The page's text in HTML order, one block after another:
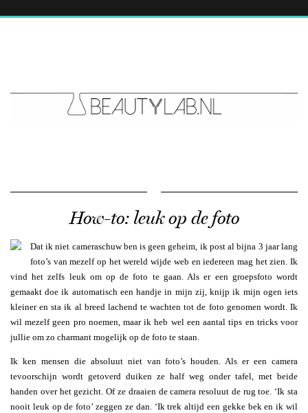
How-to: leuk op de foto
Dat ik niet cameraschuw ben is geen geheim, ik post al bijna 3 jaar lang
foto’s van mezelf op het wereld wijde web en iedereen mag het zien. Ik
vind het zelfs leuk om op de foto te gaan. Als er een groepsfoto wordt
gemaakt doe ik automatisch een handje in mijn zij, knijp ik mijn ogen iets
kleiner en sta ik al breed lachend te wachten tot de foto genomen wordt. Ik
wil mezelf geen pro noemen, maar ik heb wel een aantal tips en tricks voor
jullie om zo charmant mogelijk op de foto te staan.
Ik ken mensen die absoluut niet van foto’s houden. Als er een camera
tevoorschijn wordt getoverd duiken ze half weg onder tafel, met beide
handen over het gezicht. Of ze draaien de camera resoluut de rug toe. ‘Ik sta
nooit leuk op de foto’ zeggen ze dan. ‘Ik trek altijd een gekke bek en ik wil